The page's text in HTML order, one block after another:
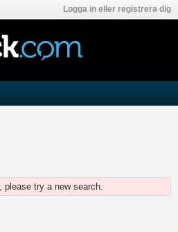
Logga in eller registrera dig
please try a new search.